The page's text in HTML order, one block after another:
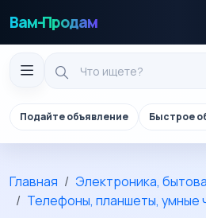
Вам-Продам
Подайте объявление Быстрое
Главная
Электроника,
Телефоны, планшеты, умные